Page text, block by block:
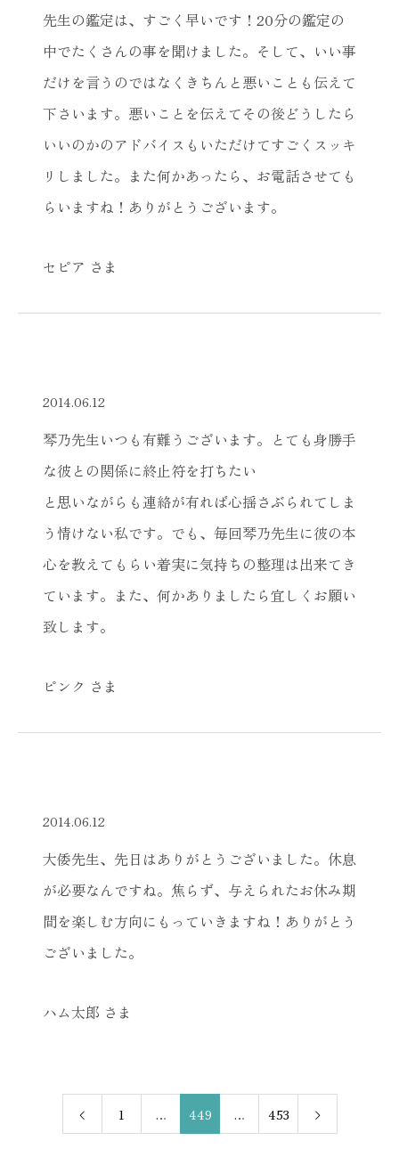
先生の鑑定は、すごく早いです！20分の鑑定の
中でたくさんの事を聞けました。そして、いい事
だけを言うのではなくきちんと悪いことも伝えて
下さいます。悪いことを伝えてその後どうしたら
いいのかのアドバイスもいただけてすごくスッキ
リしました。また何かあったら、お電話させても
らいますね！ありがとうございます。
セピア さま
2014.06.12
琴乃先生いつも有難うございます。とても身勝手
な彼との関係に終止符を打ちたい
と思いながらも連絡が有れば心揺さぶられてしま
う情けない私です。でも、毎回琴乃先生に彼の本
心を教えてもらい着実に気持ちの整理は出来てき
ています。また、何かありましたら宜しくお願い
致します。
ピンク さま
2014.06.12
大倭先生、先日はありがとうございました。休息
が必要なんですね。焦らず、与えられたお休み期
間を楽しむ方向にもっていきますね！ありがとう
ございました。
ハム太郎 さま
1 … 449 … 453